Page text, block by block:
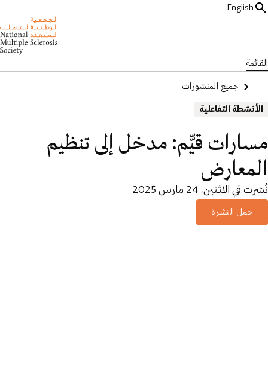
English
القائمة
جميع المنشورات
الأنشطة التفاعلية
مسارات قيّّم: مدخل إلى تنظيم
المعارض
نُشرت في الاثنين، 24 مارس 2025
حمل النشرة